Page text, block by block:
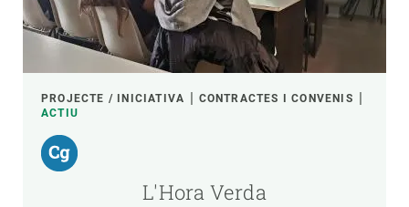
PROJECTE / INICIATIVA
CONTRACTES I CONVENIS
ACTIU
L'Hora Verda